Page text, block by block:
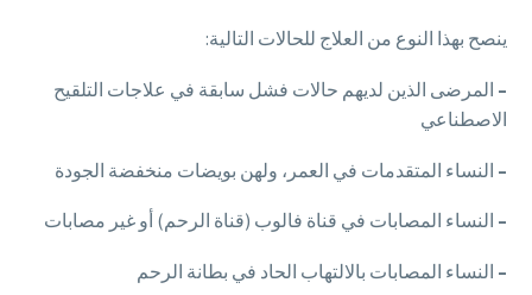
ينصح بهذا النوع من العلاج للحالات التالية:
– المرضى الذين لديهم حالات فشل سابقة في علاجات التلقيح
الاصطناعي
– النساء المتقدمات في العمر، ولهن بويضات منخفضة الجودة
– النساء المصابات في قناة فالوب (قناة الرحم) أو غير مصابات
– النساء المصابات بالالتهاب الحاد في بطانة الرحم